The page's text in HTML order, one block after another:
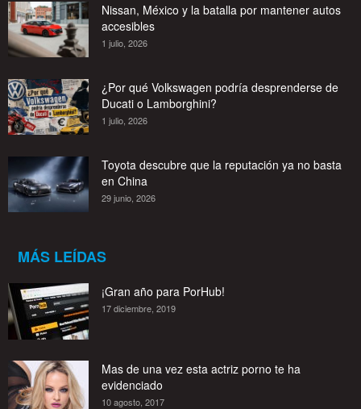
Nissan, México y la batalla por mantener autos
accesibles
1 julio, 2026
¿Por qué Volkswagen podría desprenderse de
Ducati o Lamborghini?
1 julio, 2026
Toyota descubre que la reputación ya no basta
en China
29 junio, 2026
MÁS LEÍDAS
¡Gran año para PorHub!
17 diciembre, 2019
Mas de una vez esta actriz porno te ha
evidenciado
10 agosto, 2017